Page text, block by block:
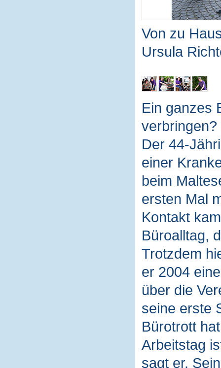
Von zu
Ursula
Ein ganzes
Der 44-
einer
beim
ersten Mal
Kontakt
Büroalltag,
Trotzdem
er 2004
über die
seine erste
Bürotrott
Arbeitstag
sagt er.